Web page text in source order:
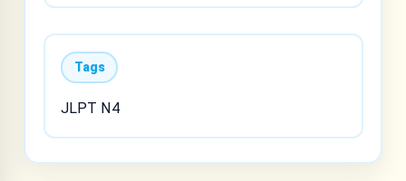
Tags
JLPT N4